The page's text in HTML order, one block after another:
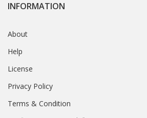
INFORMATION
About
Help
License
Privacy Policy
Terms & Condition